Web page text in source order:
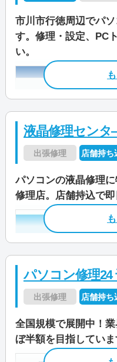
公
電話相
特徴
カード決済 モ
データ保護
パソコン処分
パ
駆けつけ修理対応エ
相之川/新井/伊勢宿/
洲/大野町/大町/大和
井町/加藤新田/上妙
徳駅前/国府台/高谷/
定休日 不定休
訪問基本
料金
公
電話相
特徴
カード決済 モ
データ保護
即
パソコン処分
パ
店舗住所
〒 260-
千葉県
ル1F
JR「千
京成電鉄
営業時間 9:00～
受付時間 9:00～
定休日
資格/免許 パソコン
料金 作業料金
料金・
公
市川市行徳周辺でパ
す。修理・設定、PC
い。
店舗住所
〒 272-
千葉県市
受付時間 9:00～
料金 ―
液晶修理セン
出張修理 店舗持ち
パソコンの液晶修理
修理店。店舗持込で即
店舗住所
〒 274-
パソコン修理24
出張修理 店舗持ち
全国規模で展開中！
ぼ半額を目指していま